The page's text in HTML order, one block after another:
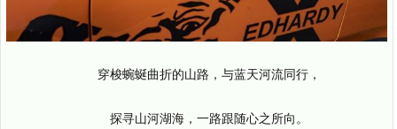
穿梭蜿蜒曲折的山路，与蓝天河流同行，
探寻山河湖海，一路跟随心之所向。